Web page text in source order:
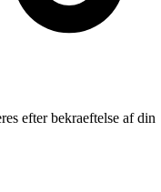
efter bekraeftelse af din